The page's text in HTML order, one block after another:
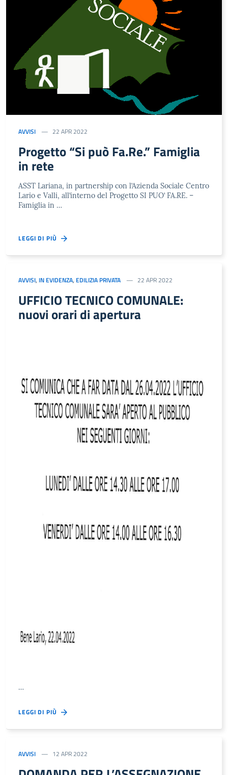
AVVISI 22 APR 2022
Progetto “Si può Fa.Re.” Famiglia
in rete
ASST Lariana, in partnership con l’Azienda Sociale Centro
Lario e Valli, all’interno del Progetto SI PUO’ FA.RE. –
Famiglia in …
LEGGI DI PIÙ
AVVISI, IN EVIDENZA, EDILIZIA PRIVATA 22 APR 2022
UFFICIO TECNICO COMUNALE:
nuovi orari di apertura
…
LEGGI DI PIÙ
AVVISI 12 APR 2022